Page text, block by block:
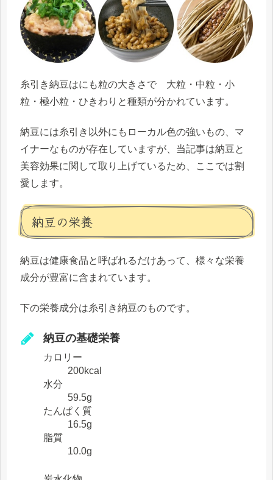
糸引き納豆はにも粒の大きさで 大粒・中粒・小
粒・極小粒・ひきわりと種類が分かれています。
納豆には糸引き以外にもローカル色の強いもの、マ
イナーなものが存在していますが、当記事は納豆と
美容効果に関して取り上げているため、ここでは割
愛します。
納豆の栄養
納豆は健康食品と呼ばれるだけあって、様々な栄養
成分が豊富に含まれています。
下の栄養成分は糸引き納豆のものです。
納豆の基礎栄養
カロリー
200kcal
水分
59.5g
たんぱく質
16.5g
脂質
10.0g